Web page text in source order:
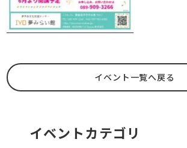
イベント一覧へ戻る
イベントカテゴリ